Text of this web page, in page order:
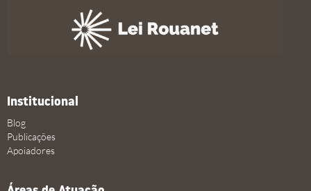
Institucional
Blog
Publicações
Apoiadores